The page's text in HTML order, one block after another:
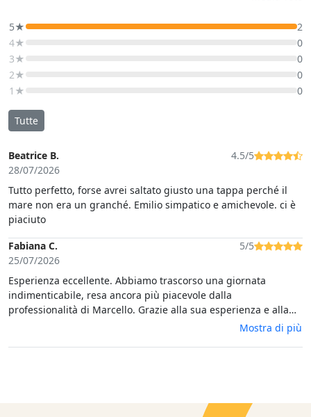
5★
2
4★
0
3★
0
2★
0
1★
0
Tutte
Beatrice B.
28/07/2026
4.5/5
Tutto perfetto, forse avrei saltato giusto una tappa perché il
mare non era un granché. Emilio simpatico e amichevole. ci è
piaciuto
Fabiana C.
25/07/2026
5/5
Esperienza eccellente. Abbiamo trascorso una giornata
indimenticabile, resa ancora più piacevole dalla
professionalità di Marcello. Grazie alla sua esperienza e alla
perfetta conoscenza della zona ci ha portato nelle calette più
belle e dalle acque più cristalline, scegliendo sempre i punti
Mostra di più